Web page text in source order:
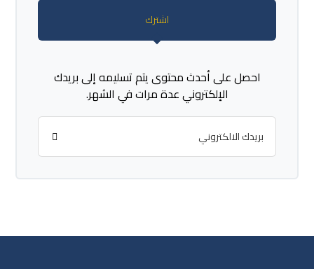
اشترك
احصل على أحدث محتوى يتم تسليمه إلى بريدك
الإلكتروني عدة مرات في الشهر.